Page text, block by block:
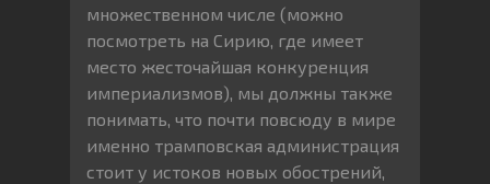
множественном числе (можно
посмотреть на Сирию, где имеет
место жесточайшая конкуренция
империализмов), мы должны также
понимать, что почти повсюду в мире
именно трамповская администрация
стоит у истоков новых обострений,